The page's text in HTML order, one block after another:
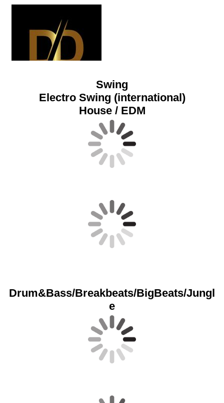
Swing
Electro Swing (international)
House / EDM
Drum&Bass/Breakbeats/BigBeats/Jungl
e